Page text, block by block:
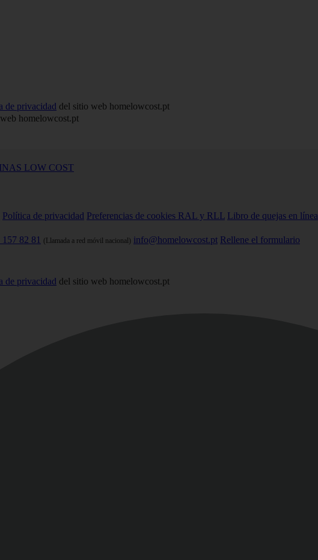
de privacidad del sitio web homelowcost.pt
homelowcost.pt
LOW COST
Política de privacidad Preferencias de cookies RAL y RLL Libro de quejas en línea
82 81 (Llamada a red móvil nacional) info@homelowcost.pt Rellene el formulario
de privacidad del sitio web homelowcost.pt